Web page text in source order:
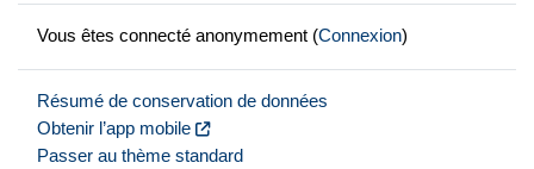
Vous êtes connecté anonymement (Connexion)
Résumé de conservation de données
Obtenir l’app mobile
Passer au thème standard